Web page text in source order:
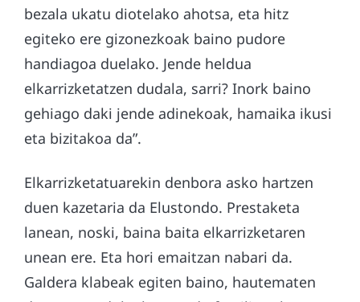
bezala ukatu diotelako ahotsa, eta hitz
egiteko ere gizonezkoak baino pudore
handiagoa duelako. Jende heldua
elkarrizketatzen dudala, sarri? Inork baino
gehiago daki jende adinekoak, hamaika ikusi
eta bizitakoa da”.
Elkarrizketatuarekin denbora asko hartzen
duen kazetaria da Elustondo. Prestaketa
lanean, noski, baina baita elkarrizketaren
unean ere. Eta hori emaitzan nabari da.
Galdera klabeak egiten baino, hautematen